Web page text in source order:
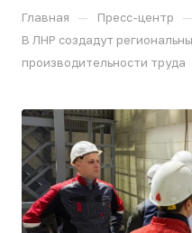
Главная — Пресс-центр —
В ЛНР создадут
производительности труда